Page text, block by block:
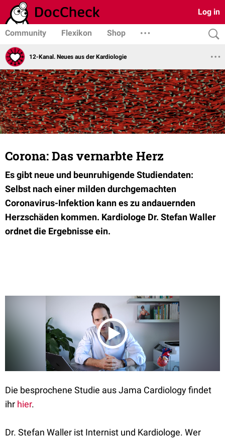
Log in
Community Flexikon Shop
12-Kanal. Neues aus der Kardiologie
Corona: Das vernarbte Herz
Es gibt neue und beunruhigende Studiendaten:
Selbst nach einer milden durchgemachten
Coronavirus-Infektion kann es zu andauernden
Herzschäden kommen. Kardiologe Dr. Stefan Waller
ordnet die Ergebnisse ein.
Die besprochene Studie aus Jama Cardiology findet
ihr hier.
Dr. Stefan Waller ist Internist und Kardiologe. Wer